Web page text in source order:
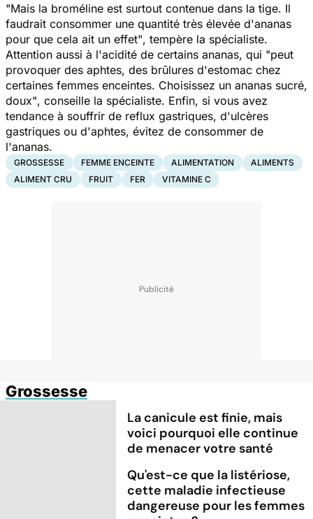
"Mais la broméline est surtout contenue dans la tige. Il
faudrait consommer une quantité très élevée d'ananas
pour que cela ait un effet", tempère la spécialiste.
Attention aussi à l'acidité de certains ananas, qui "peut
provoquer des aphtes, des brûlures d'estomac chez
certaines femmes enceintes. Choisissez un ananas sucré,
doux", conseille la spécialiste. Enfin, si vous avez
tendance à souffrir de reflux gastriques, d'ulcères
gastriques ou d'aphtes, évitez de consommer de
l'ananas.
GROSSESSE FEMME ENCEINTE ALIMENTATION
ALIMENTS
ALIMENT CRU
FRUIT FER VITAMINE C
Grossesse
La canicule est finie, mais
voici pourquoi elle continue
de menacer votre santé
Qu'est-ce que la listériose,
cette maladie infectieuse
dangereuse pour les femmes